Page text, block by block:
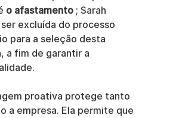
o afastamento ; Sarah
excluída do processo
para a seleção desta
a fim de garantir a
proativa protege tanto
a empresa. Ela permite que